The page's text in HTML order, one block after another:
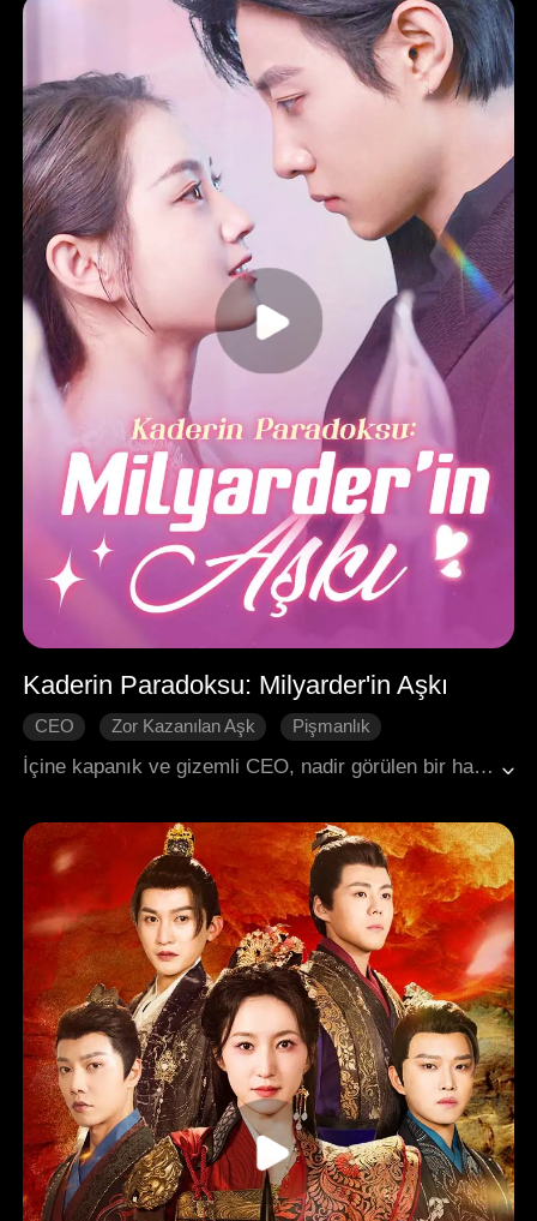
Kaderin Paradoksu: Milyarder'in Aşkı
CEO Zor Kazanılan Aşk
Pişmanlık
İçine kapanık ve gizemli CEO, nadir görülen bir hastalıkla doğmuş ve Yılbaşından önce öleceği söylenmişti. Kaderin bir oyunuyla, fakir bir aileden gelen ve zorluklarla mücadele eden bir üniversite öğrencisinin onun hayatını kurtarabilecek tek kişi olduğunu keşfetti. Yaşama tutunmak için umutsuzca onunla bir anlaşmalı evlilik yaptı. Ancak, onu iyileştirmenin o kadının hayatını ciddi şekilde tehlikeye atacağını öğrenince, kendi hayatını kurtarma ile yavaş yavaş aşık olduğu o kadını koruma arasında kaldı.